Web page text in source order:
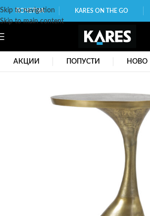
Skip to navigation
Skip to main content
ПОЧЕТНА KARES ON THE GO
АКЦИИ ПОПУСТИ НОВО